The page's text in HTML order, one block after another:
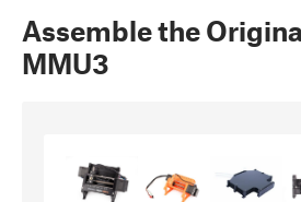
Assemble the
MMU3